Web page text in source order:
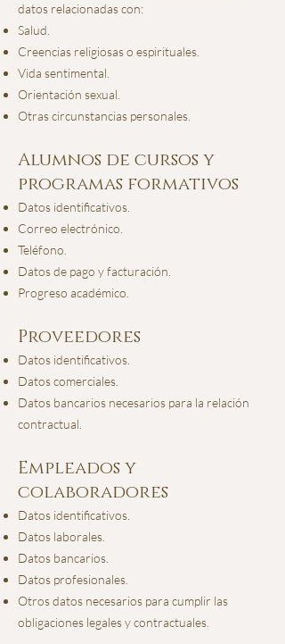
datos relacionadas con:
Salud.
Creencias religiosas o espirituales.
Vida sentimental.
Orientación sexual.
Otras circunstancias personales.
Alumnos de cursos y
programas formativos
Datos identificativos.
Correo electrónico.
Teléfono.
Datos de pago y facturación.
Progreso académico.
Proveedores
Datos identificativos.
Datos comerciales.
Datos bancarios necesarios para la relación
contractual.
Empleados y
colaboradores
Datos identificativos.
Datos laborales.
Datos bancarios.
Datos profesionales.
Otros datos necesarios para cumplir las
obligaciones legales y contractuales.